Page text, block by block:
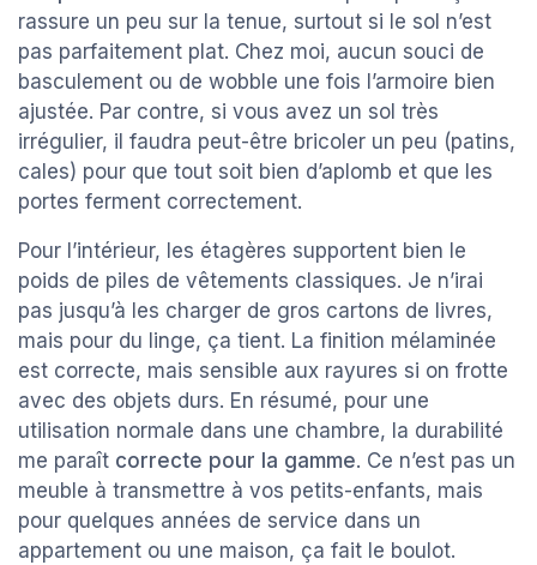
rassure un peu sur la tenue, surtout si le sol n’est
pas parfaitement plat. Chez moi, aucun souci de
basculement ou de wobble une fois l’armoire bien
ajustée. Par contre, si vous avez un sol très
irrégulier, il faudra peut-être bricoler un peu (patins,
cales) pour que tout soit bien d’aplomb et que les
portes ferment correctement.
Pour l’intérieur, les étagères supportent bien le
poids de piles de vêtements classiques. Je n’irai
pas jusqu’à les charger de gros cartons de livres,
mais pour du linge, ça tient. La finition mélaminée
est correcte, mais sensible aux rayures si on frotte
avec des objets durs. En résumé, pour une
utilisation normale dans une chambre, la durabilité
me paraît correcte pour la gamme. Ce n’est pas un
meuble à transmettre à vos petits-enfants, mais
pour quelques années de service dans un
appartement ou une maison, ça fait le boulot.